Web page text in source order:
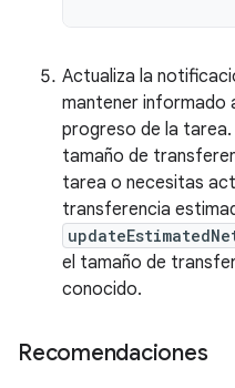
Actualiza la
mantener informado
progreso de la tarea.
tamaño de
tarea o necesitas
transferencia
el tamaño de
conocido.
Recomendaciones